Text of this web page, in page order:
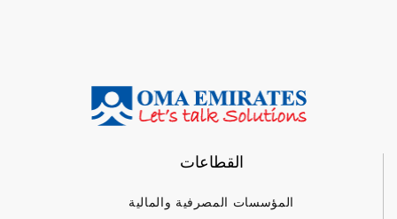
القطاعات
المؤسسات المصرفية والمالية